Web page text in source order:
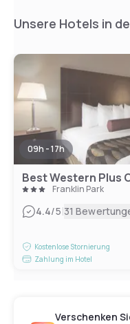
Unsere Hotels in
09h - 17h
Franklin Park
4.4/5|31
Kostenlose Stornierung
Zahlung im Hotel
Verschenken